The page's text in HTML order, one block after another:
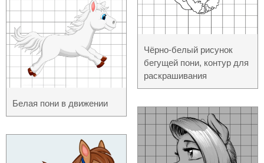
Белая пони в движении
Чёрно-белый рисунок
бегущей пони, контур для
раскрашивания